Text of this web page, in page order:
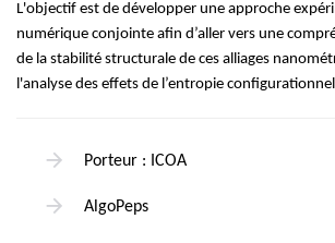
L'objectif est de développer une approche
numérique conjointe afin d’aller vers une
de la stabilité structurale de ces alliages
l'analyse des effets de l’entropie
Porteur : ICOA
AlgoPeps